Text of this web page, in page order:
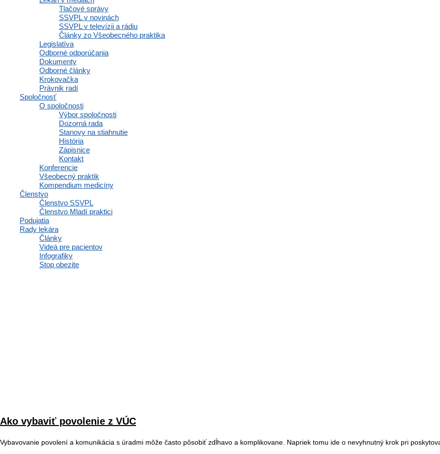
Tlačové správy
SSVPL v novinách
SSVPL v televízii a rádiu
Články zo Všeobecného praktika
Legislatíva
Odborné odporúčania
Dokumenty
Odborné články
Krokovačka
Právnik radí
Spoločnosť
O spoločnosti
Výbor spoločnosti
Dozorná rada
Stanovy na stiahnutie
História
Zápisnice
Kontakt
Konferencie
Všeobecný praktik
Kompendium medicíny
Členstvo
Členstvo SSVPL
Členstvo Mladí praktici
Podujatia
Rady lekára
Články
Videá pre pacientov
Infografiky
Stop obezite
Ako vybaviť povolenie z VÚC
Vybavovanie povolení a komunikácia s úradmi môže často pôsobiť zdĺhavo a komplikovane. Napriek tomu ide o nevyhnutný krok pri